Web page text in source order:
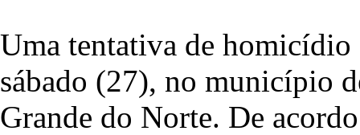
Uma tentativa de homicídio
sábado (27), no município
Grande do Norte. De